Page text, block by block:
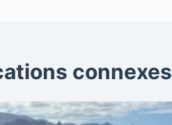
connexes